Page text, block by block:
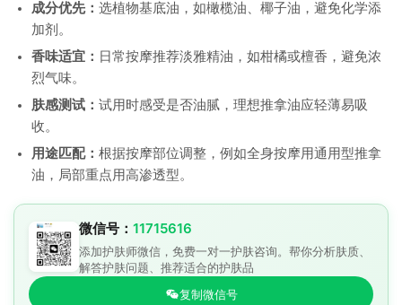
成分优先： 选植物基底油，如橄榄油、椰子油，避免化学添
加剂。
香味适宜： 日常按摩推荐淡雅精油，如柑橘或檀香，避免浓
烈气味。
肤感测试： 试用时感受是否油腻，理想推拿油应轻薄易吸
收。
用途匹配： 根据按摩部位调整，例如全身按摩用通用型推拿
油，局部重点用高渗透型。
微信号： 11715616
添加护肤师微信，免费一对一护肤咨询。帮你分析肤质、
解答护肤问题、推荐适合的护肤品
复制微信号